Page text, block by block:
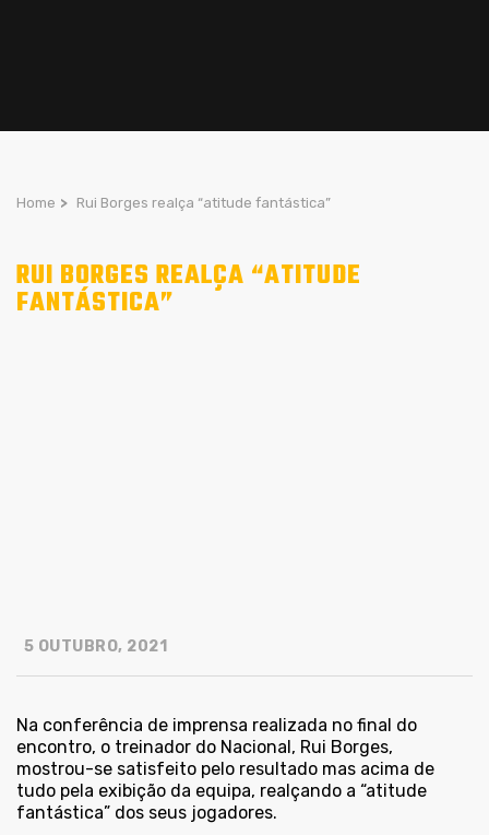
Home > Rui Borges realça “atitude fantástica”
RUI BORGES REALÇA “ATITUDE
FANTÁSTICA”
5 OUTUBRO, 2021
Na conferência de imprensa realizada no final do
encontro, o treinador do Nacional, Rui Borges,
mostrou-se satisfeito pelo resultado mas acima de
tudo pela exibição da equipa, realçando a “atitude
fantástica” dos seus jogadores.